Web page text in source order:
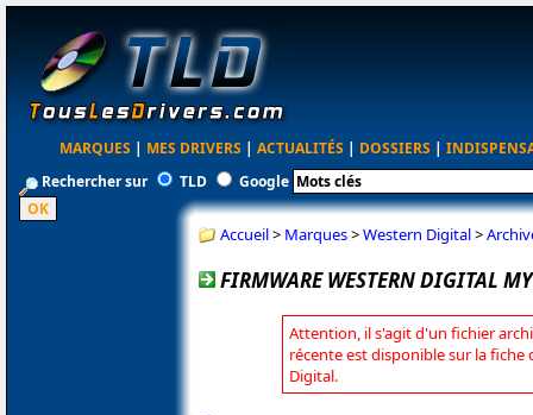
MARQUES | MES DRIVERS | ACTUALITÉS | DOSSIERS |
Rechercher sur
TLD Google
Accueil> Marques>Western Digital>
FIRMWARE WESTERN DIGITAL
Attention, il s'agit d'un fichier
récente est disponible sur la fiche
Digital.